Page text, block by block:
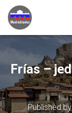
Frías –
Published